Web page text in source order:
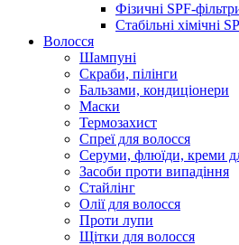
Фізичні SPF-
Стабільні хімічні
Волосся
Шампуні
Скраби, пілінги
Бальзами, кондиціонери
Маски
Термозахист
Спреї для волосся
Серуми, флюїди, креми
Засоби проти випадіння
Стайлінг
Олії для волосся
Проти лупи
Щітки для волосся